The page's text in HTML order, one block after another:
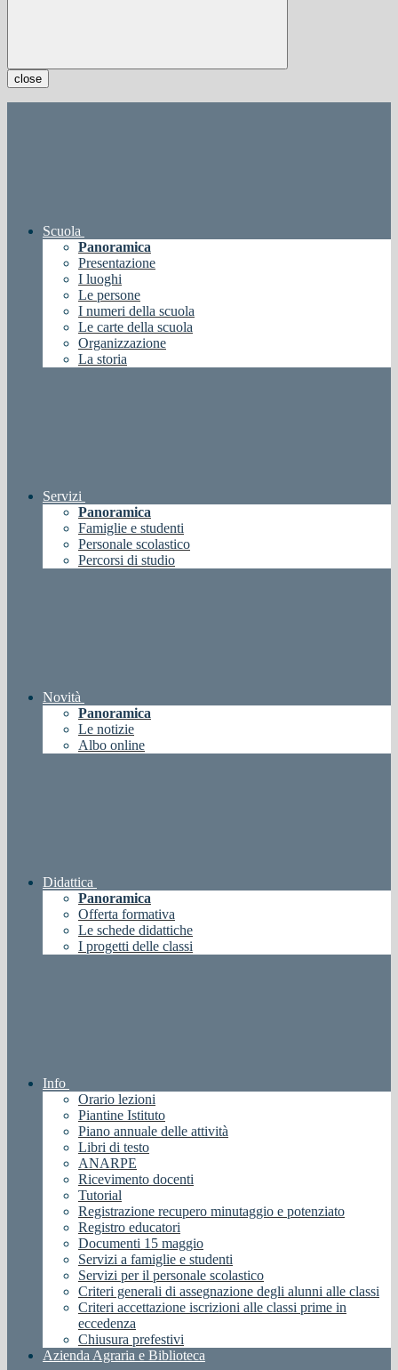
close
Scuola
Panoramica
Presentazione
I luoghi
Le persone
I numeri della scuola
Le carte della scuola
Organizzazione
La storia
Servizi
Panoramica
Famiglie e studenti
Personale scolastico
Percorsi di studio
Novità
Panoramica
Le notizie
Albo online
Didattica
Panoramica
Offerta formativa
Le schede didattiche
I progetti delle classi
Info
Orario lezioni
Piantine Istituto
Piano annuale delle attività
Libri di testo
ANARPE
Ricevimento docenti
Tutorial
Registrazione recupero minutaggio e potenziato
Registro educatori
Documenti 15 maggio
Servizi a famiglie e studenti
Servizi per il personale scolastico
Criteri generali di assegnazione degli alunni alle classi
Criteri accettazione iscrizioni alle classi prime in
eccedenza
Chiusura prefestivi
Azienda Agraria e Biblioteca